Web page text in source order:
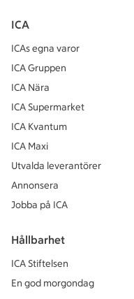
ICA
ICAs egna varor
ICA Gruppen
ICA Nära
ICA Supermarket
ICA Kvantum
ICA Maxi
Utvalda leverantörer
Annonsera
Jobba på ICA
Hållbarhet
ICA Stiftelsen
En god morgondag